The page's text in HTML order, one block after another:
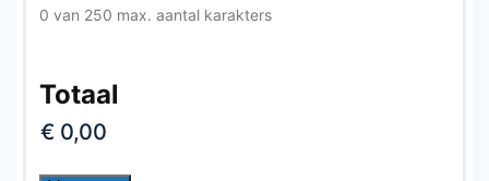
0 van 250 max. aantal karakters
Totaal